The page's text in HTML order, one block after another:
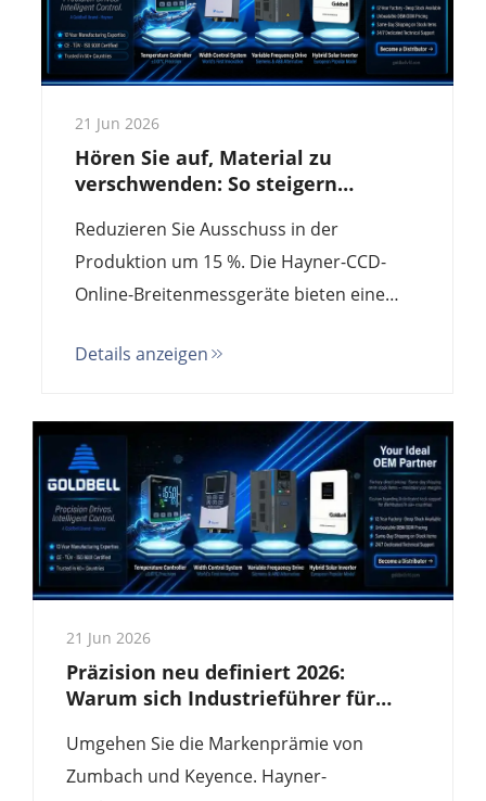
21 Jun 2026
Hören Sie auf, Material zu
verschwenden: So steigern
die Rendite (ROI) im Jahr 2026
Reduzieren Sie Ausschuss in der
Produktion um 15 %. Die Hayner-CCD-
Online-Breitenmessgeräte bieten eine
Hochgeschwindigkeits-Kantenverfolgung
Abtastrate von 1000 Hz. Industrie-4.0-
fähig.
Details anzeigen
21 Jun 2026
Präzision neu definiert 2026:
Warum sich Industrieführer für
entscheiden
Umgehen Sie die Markenprämie von
Zumbach und Keyence. Hayner-